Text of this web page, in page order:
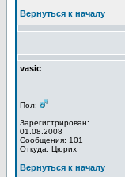
Вернуться к началу
vasic
Пол:
Зарегистрирован:
01.08.2008
Сообщения: 101
Откуда: Цюрих
Вернуться к началу